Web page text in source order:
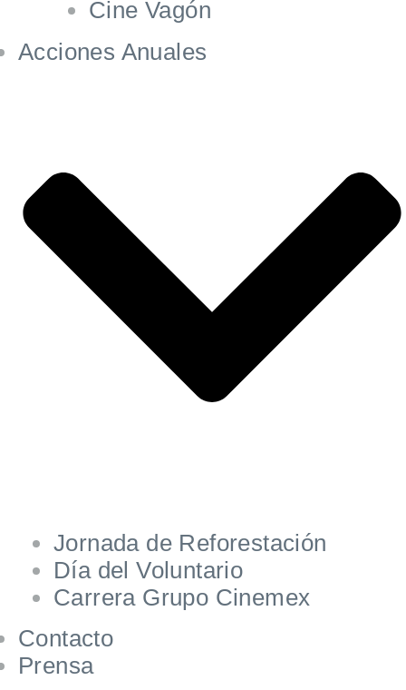
Cine Vagón
Acciones Anuales
Jornada de Reforestación
Día del Voluntario
Carrera Grupo Cinemex
Contacto
Prensa